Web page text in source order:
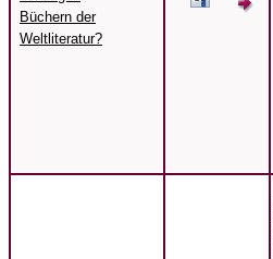
Büchern der
Weltliteratur?